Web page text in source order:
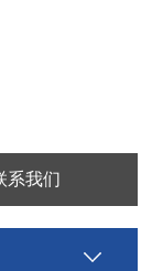
系我们